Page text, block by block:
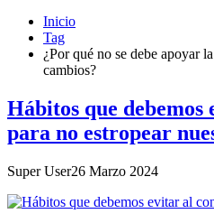
Inicio
Tag
¿Por qué no se debe apoyar
cambios?
Hábitos que
para no estropear
Super User26 Marzo 2024